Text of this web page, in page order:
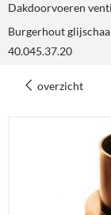
Dakdoorvoeren
Burgerhout
40.045.37.20
overzicht